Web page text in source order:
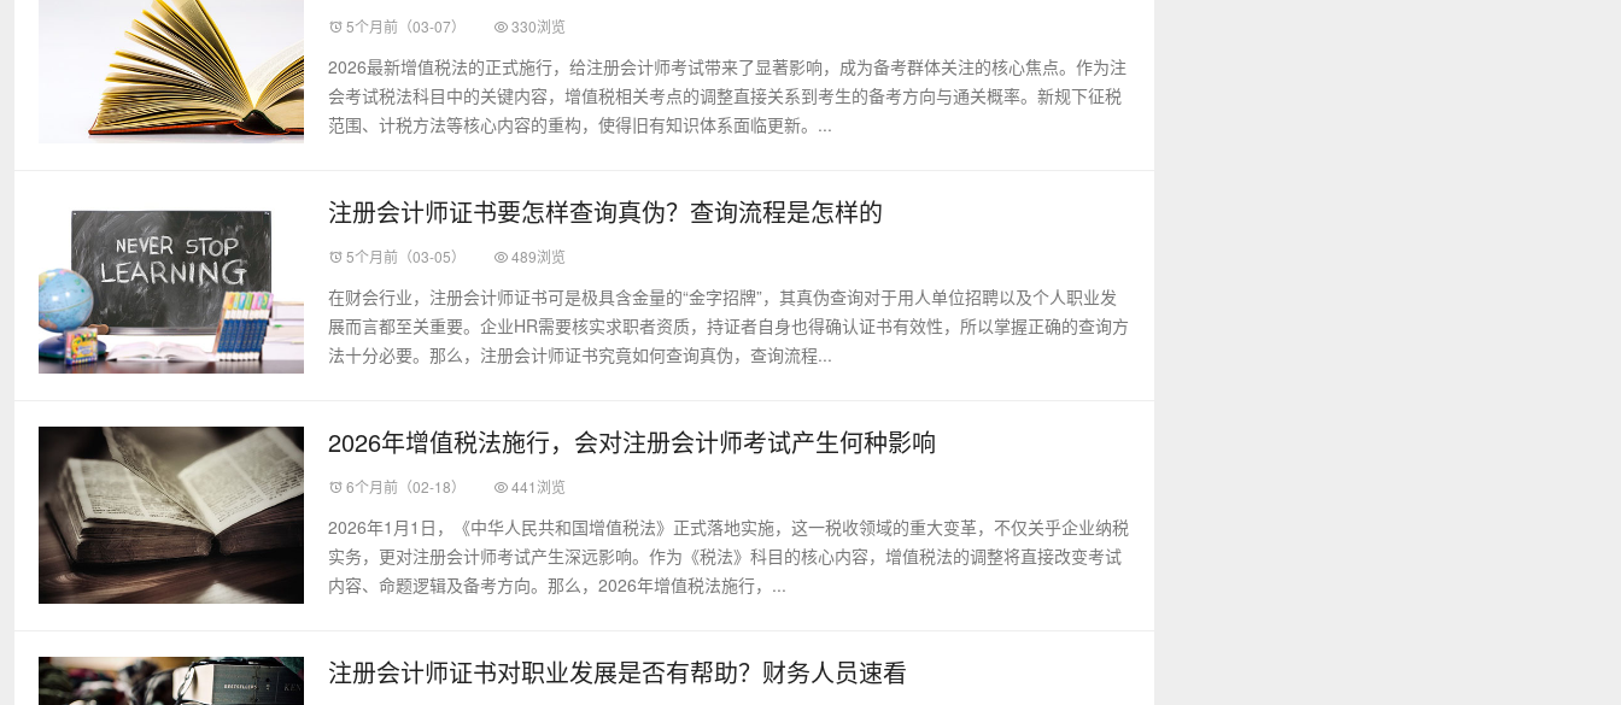
5个月前（03-07） 330浏览
2026最新增值税法的正式施行，给注册会计师考试带来了显著影响，成为备考群体关注的核心焦点。作为注
会考试税法科目中的关键内容，增值税相关考点的调整直接关系到考生的备考方向与通关概率。新规下征税
范围、计税方法等核心内容的重构，使得旧有知识体系面临更新。...
注册会计师证书要怎样查询真伪？查询流程是怎样的
5个月前（03-05） 489浏览
在财会行业，注册会计师证书可是极具含金量的“金字招牌”，其真伪查询对于用人单位招聘以及个人职业发
展而言都至关重要。企业HR需要核实求职者资质，持证者自身也得确认证书有效性，所以掌握正确的查询方
法十分必要。那么，注册会计师证书究竟如何查询真伪，查询流程...
2026年增值税法施行，会对注册会计师考试产生何种影响
6个月前（02-18） 441浏览
2026年1月1日，《中华人民共和国增值税法》正式落地实施，这一税收领域的重大变革，不仅关乎企业纳税
实务，更对注册会计师考试产生深远影响。作为《税法》科目的核心内容，增值税法的调整将直接改变考试
内容、命题逻辑及备考方向。那么，2026年增值税法施行，...
注册会计师证书对职业发展是否有帮助？财务人员速看